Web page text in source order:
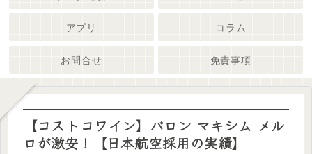
アプリ コラム
お問合せ 免責事項
【コストコワイン】バロン マキシム メル
ロが激安！【日本航空採用の実績】